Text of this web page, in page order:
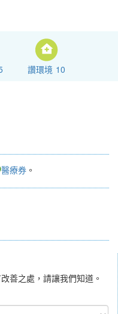
讚環境 10
醫療券 。
善之處，請讓我們知道。